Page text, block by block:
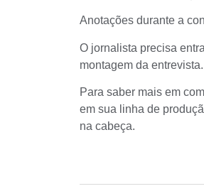
Anotações durante a
O jornalista precisa
montagem da entrevista.
Para saber mais em
em sua linha de
na cabeça.